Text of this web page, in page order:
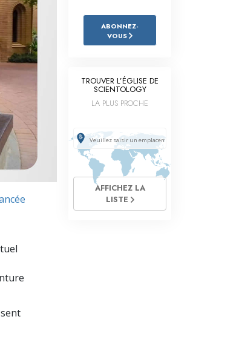
L’échelle des tons émotionnels
Réponses aux drogues
Les enfants
Des outils pour le monde du travail
L’éthique et les conditions
La raison de l’oppression
Les investigations
Les fondements de l’organisation
Les fondements des relations publiques
ABONNEZ-
VOUS
TROUVER L’ÉGLISE DE
SCIENTOLOGY
LA PLUS PROCHE
AFFICHEZ LA
LISTE